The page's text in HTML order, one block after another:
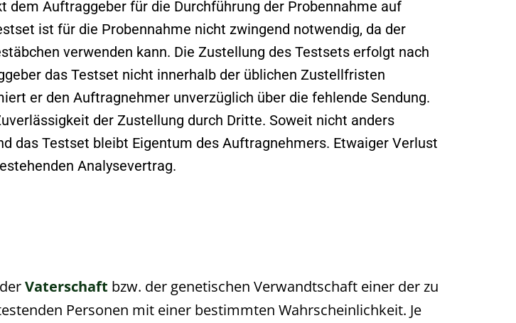
Auftraggeber für die Durchführung der Probennahme auf
ist für die Probennahme nicht zwingend notwendig, da der
verwenden kann. Die Zustellung des Testsets erfolgt nach
das Testset nicht innerhalb der üblichen Zustellfristen
er den Auftragnehmer unverzüglich über die fehlende Sendung.
der Zustellung durch Dritte. Soweit nicht anders
das Testset bleibt Eigentum des Auftragnehmers. Etwaiger Verlust
Analysevertrag.
Vaterschaft bzw. der genetischen Verwandtschaft einer der zu
Personen mit einer bestimmten Wahrscheinlichkeit. Je